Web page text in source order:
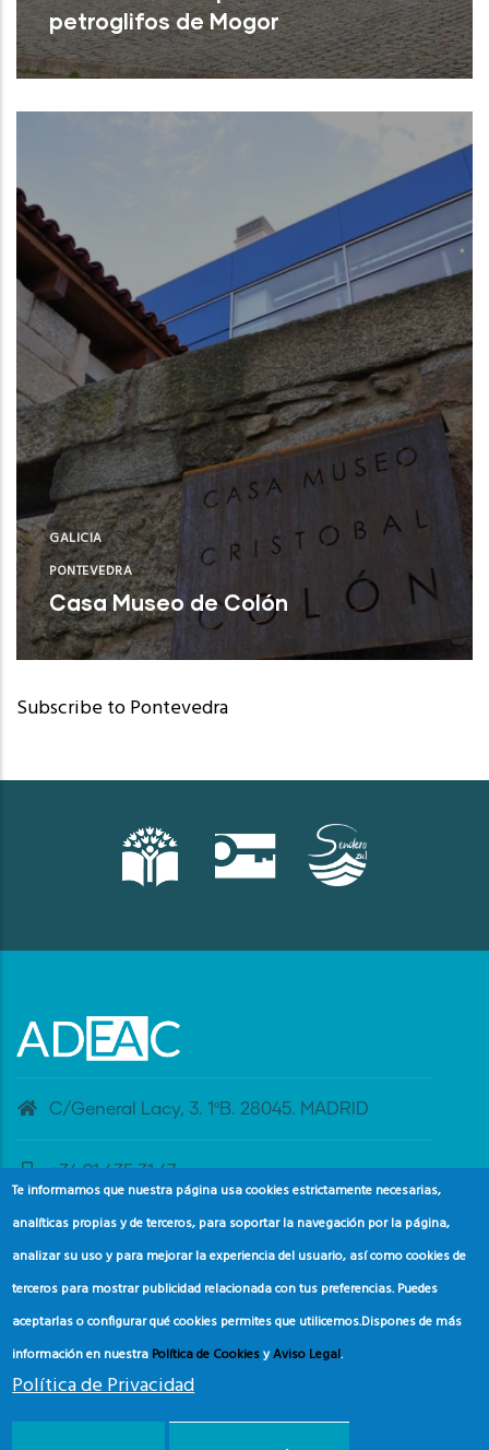
petroglifos de Mogor
Marín (Pontevedra)
GALICIA
PONTEVEDRA
Casa Museo de Colón
Poio (Pontevedra)
Subscribe to Pontevedra
C/General Lacy, 3. 1ºB. 28045. MADRID
+34 91 435 31 47
banderaazul@adeac.es
Te informamos que nuestra página usa cookies estrictamente necesarias,
analíticas propias y de terceros, para soportar la navegación por la página,
analizar su uso y para mejorar la experiencia del usuario, así como cookies de
terceros para mostrar publicidad relacionada con tus preferencias. Puedes
aceptarlas o configurar qué cookies permites que utilicemos.Dispones de más
información en nuestra Política de CookiesyAviso Legal.
Política de Privacidad